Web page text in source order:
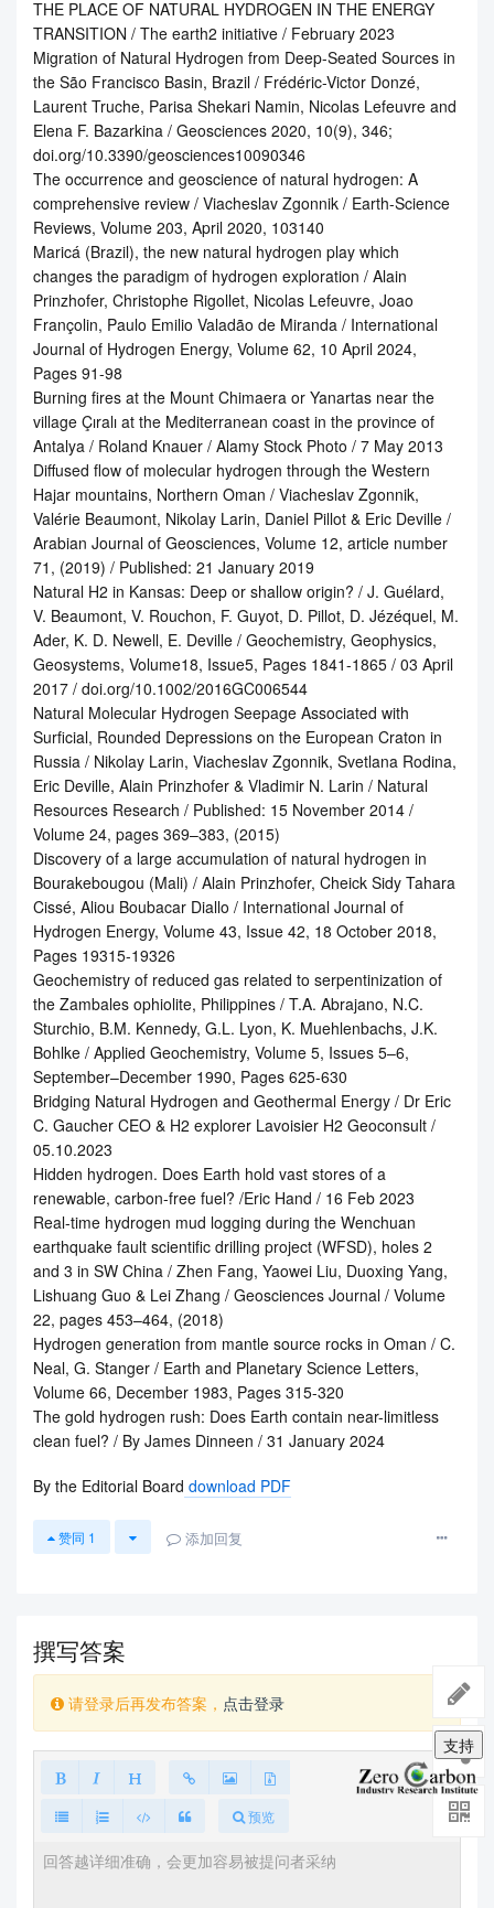
支持
THE PLACE OF NATURAL HYDROGEN IN THE ENERGY
TRANSITION / The earth2 initiative / February 2023
Migration of Natural Hydrogen from Deep-Seated Sources in
the São Francisco Basin, Brazil / Frédéric-Victor Donzé,
Laurent Truche, Parisa Shekari Namin, Nicolas Lefeuvre and
Elena F. Bazarkina / Geosciences 2020, 10(9), 346;
doi.org/10.3390/geosciences10090346
The occurrence and geoscience of natural hydrogen: A
comprehensive review / Viacheslav Zgonnik / Earth-Science
Reviews, Volume 203, April 2020, 103140
Maricá (Brazil), the new natural hydrogen play which
changes the paradigm of hydrogen exploration / Alain
Prinzhofer, Christophe Rigollet, Nicolas Lefeuvre, Joao
Françolin, Paulo Emilio Valadão de Miranda / International
Journal of Hydrogen Energy, Volume 62, 10 April 2024,
Pages 91-98
Burning fires at the Mount Chimaera or Yanartas near the
village Çıralı at the Mediterranean coast in the province of
Antalya / Roland Knauer / Alamy Stock Photo / 7 May 2013
Diffused flow of molecular hydrogen through the Western
Hajar mountains, Northern Oman / Viacheslav Zgonnik,
Valérie Beaumont, Nikolay Larin, Daniel Pillot & Eric Deville /
Arabian Journal of Geosciences, Volume 12, article number
71, (2019) / Published: 21 January 2019
Natural H2 in Kansas: Deep or shallow origin? / J. Guélard,
V. Beaumont, V. Rouchon, F. Guyot, D. Pillot, D. Jézéquel, M.
Ader, K. D. Newell, E. Deville / Geochemistry, Geophysics,
Geosystems, Volume18, Issue5, Pages 1841-1865 / 03 April
2017 / doi.org/10.1002/2016GC006544
Natural Molecular Hydrogen Seepage Associated with
Surficial, Rounded Depressions on the European Craton in
Russia / Nikolay Larin, Viacheslav Zgonnik, Svetlana Rodina,
Eric Deville, Alain Prinzhofer & Vladimir N. Larin / Natural
Resources Research / Published: 15 November 2014 /
Volume 24, pages 369–383, (2015)
Discovery of a large accumulation of natural hydrogen in
Bourakebougou (Mali) / Alain Prinzhofer, Cheick Sidy Tahara
Cissé, Aliou Boubacar Diallo / International Journal of
Hydrogen Energy, Volume 43, Issue 42, 18 October 2018,
Pages 19315-19326
Geochemistry of reduced gas related to serpentinization of
the Zambales ophiolite, Philippines / T.A. Abrajano, N.C.
Sturchio, B.M. Kennedy, G.L. Lyon, K. Muehlenbachs, J.K.
Bohlke / Applied Geochemistry, Volume 5, Issues 5–6,
September–December 1990, Pages 625-630
Bridging Natural Hydrogen and Geothermal Energy / Dr Eric
C. Gaucher CEO & H2 explorer Lavoisier H2 Geoconsult /
05.10.2023
Hidden hydrogen. Does Earth hold vast stores of a
renewable, carbon-free fuel? /Eric Hand / 16 Feb 2023
Real-time hydrogen mud logging during the Wenchuan
earthquake fault scientific drilling project (WFSD), holes 2
and 3 in SW China / Zhen Fang, Yaowei Liu, Duoxing Yang,
Lishuang Guo & Lei Zhang / Geosciences Journal / Volume
22, pages 453–464, (2018)
Hydrogen generation from mantle source rocks in Oman / C.
Neal, G. Stanger / Earth and Planetary Science Letters,
Volume 66, December 1983, Pages 315-320
The gold hydrogen rush: Does Earth contain near-limitless
clean fuel? / By James Dinneen / 31 January 2024
By the Editorial Board download PDF
赞同 1 添加回复
撰写答案
请登录后再发布答案， 点击登录
预览